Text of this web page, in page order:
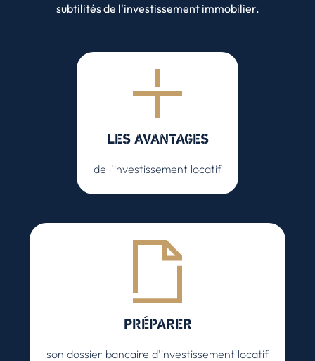
subtilités de l'investissement immobilier.
LES AVANTAGES
de l'investissement locatif
PRÉPARER
son dossier bancaire d'investissement locatif